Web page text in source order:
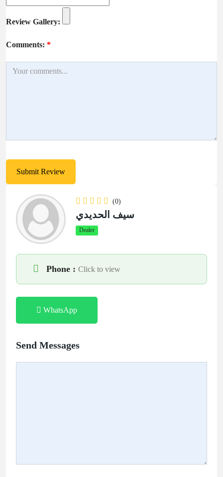
Review Gallery:
Comments: *
(0)
سيف الحديدي
Dealer
Phone : Click to view
WhatsApp
Send Messages